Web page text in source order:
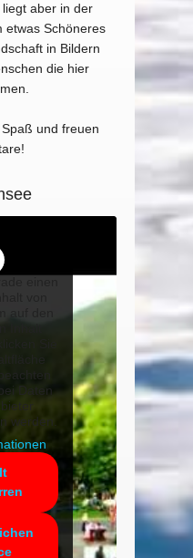
aber in der
etwas Schöneres
in Bildern
die hier
und freuen
Daten
werden.